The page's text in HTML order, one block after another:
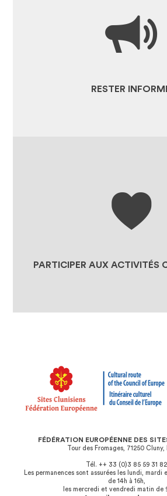
RESTER
TOUTE
ESPACE PRESSE ET
PARTICIPER AUX ACTIVITÉS
LA BOUTIQUE
JE SOUTIENS LES
NOS SITES
FÉDÉRATION EUROPÉENNE DES
Tour des Fromages, 71250 Cluny,
Tél. ++ 33 (0)3 85 59 31 82
Les permanences sont assurées les lundi, mardi
de 14h à 16h,
les mercredi et vendredi matin de